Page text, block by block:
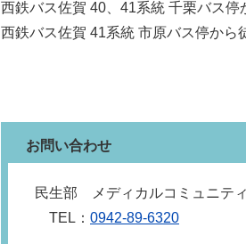
西鉄バス佐賀 40、41系統 千栗バス停
西鉄バス佐賀 41系統 市原バス停から
お問い合わせ
民生部 メディカルコミュニ
TEL： 0942‐89‐6320